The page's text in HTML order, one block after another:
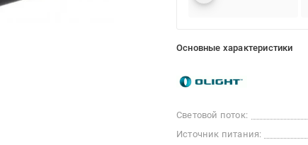
Основные характеристики
Световой поток:
Источник питания: